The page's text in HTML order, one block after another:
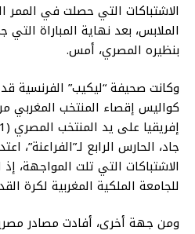
الاشتباكات التي حصلت في الممر
الملابس، بعد نهاية المباراة
بنظيره المصري، أمس.
وكانت صحيفة “ليكيب” الفرنسية
كواليس إقصاء المنتخب المغربي
جاد، الحارس الرابع لـ”الفراعنة”،
الاشتباكات التي تلت المواجهة،
للجامعة الملكية المغربية لكرة
ومن جهة أخرى، أفادت مصادر